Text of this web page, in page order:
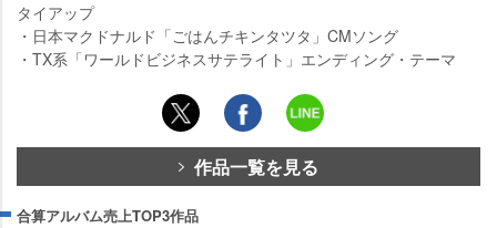
タイアップ
・日本マクドナルド「ごはんチキンタツタ」CMソング
・TX系「ワールドビジネスサテライト」エンディング・テーマ
作品一覧を見る
合算アルバム売上TOP3作品